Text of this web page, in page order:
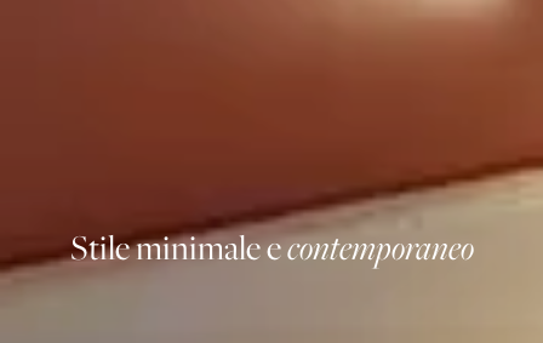
Stile minimale econtemporaneo